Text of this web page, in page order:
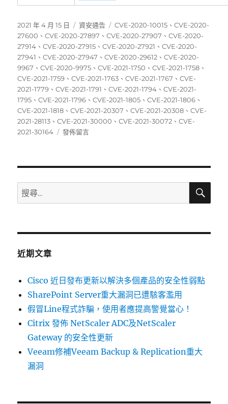
發
佈
日
期:
2021 年 4 月 15 日
分
類
資安通告
標
籤
CVE-2020-10015 、CVE-2020-
27600 、CVE-2020-27897 、CVE-2020-27907 、CVE-2020-
27914 、CVE-2020-27915 、CVE-2020-27921 、CVE-2020-
27941 、CVE-2020-27947 、CVE-2020-29612 、CVE-2020-
9967 、CVE-2020-9975 、CVE-2021-1750 、CVE-2021-1758 、
CVE-2021-1759 、CVE-2021-1763 、CVE-2021-1767 、CVE-
2021-1779 、CVE-2021-1791 、CVE-2021-1794 、CVE-2021-
1795 、CVE-2021-1796 、CVE-2021-1805 、CVE-2021-1806 、
CVE-2021-1818 、CVE-2021-20307 、CVE-2021-20308 、CVE-
2021-28113 、CVE-2021-30000 、CVE-2021-30072 、CVE-
2021-30164
在
點
脅
發佈留言
搜
尋
鍵
搜
近期文章
Cisco 近日發布更新以解決多個產品的安全性弱點
SharePoint Server重大漏洞已遭駭客濫用
假冒Line程式詐騙，使用者應提高警覺當心！
Citrix 發佈 NetScaler ADC及NetScaler
Gateway 的安全性更新
Veeam修補Veeam Backup & Replication重大
漏洞